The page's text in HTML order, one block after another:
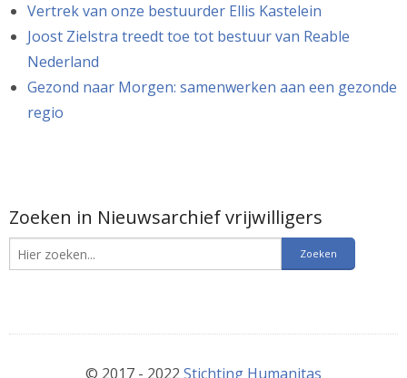
Vertrek van onze bestuurder Ellis Kastelein
Joost Zielstra treedt toe tot bestuur van Reable
Nederland
Gezond naar Morgen: samenwerken aan een gezonde
regio
Zoeken in Nieuwsarchief vrijwilligers
© 2017 - 2022 Stichting Humanitas